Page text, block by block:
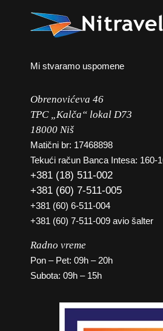
Mi stvaramo uspomene
Obrenovićeva 46
TPC „Kalča“ lokal D73
18000 Niš
Matični br: 17468898
Tekući račun Banca Intesa: 160-
+381 (18) 511-002
+381 (60) 7-511-005
+381 (60) 6-511-004
+381 (60) 7-511-009 avio šalter
Radno vreme
Pon – Pet: 09h – 20h
Subota: 09h – 15h